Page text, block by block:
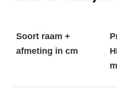
Soort raam +
afmeting in cm